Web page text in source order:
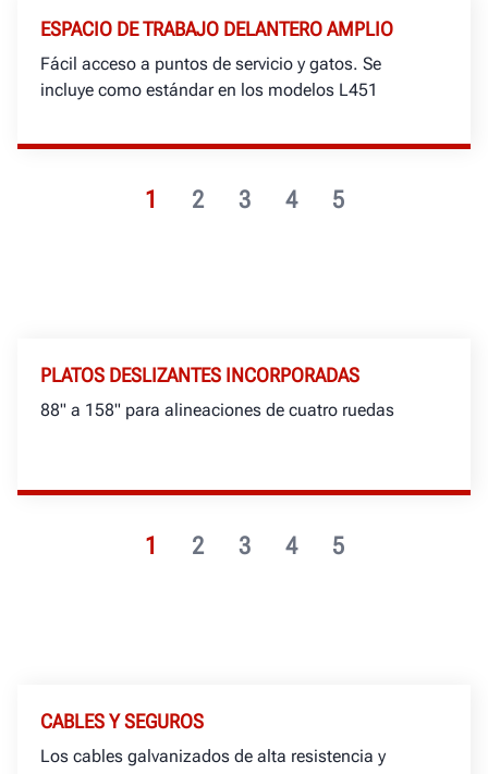
1 2 3 4 5
ESPACIO DE TRABAJO DELANTERO AMPLIO
Fácil acceso a puntos de servicio y gatos. Se
incluye como estándar en los modelos L451
1 2 3 4 5
PLATOS DESLIZANTES INCORPORADAS
88" a 158" para alineaciones de cuatro ruedas
CABLES Y SEGUROS
Los cables galvanizados de alta resistencia y